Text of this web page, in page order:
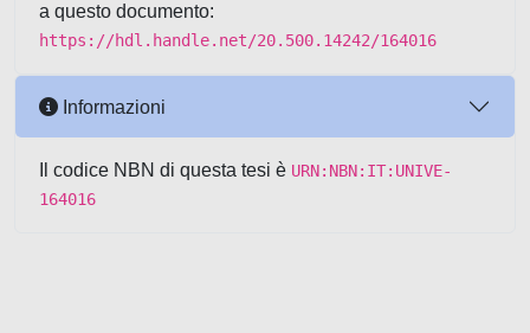
a questo documento:
https://hdl.handle.net/20.500.14242/164016
Informazioni
Il codice NBN di questa tesi è URN:NBN:IT:UNIVE-
164016